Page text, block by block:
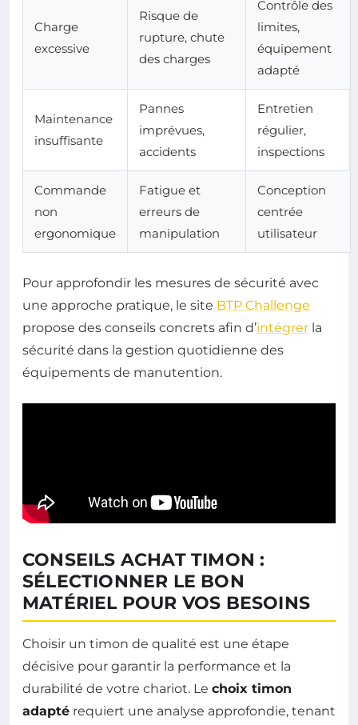
Charge
excessive
Risque de
rupture, chute
des charges
Contrôle des
limites,
équipement
adapté
Maintenance
insuffisante
Pannes
imprévues,
accidents
Entretien
régulier,
inspections
Commande
non
ergonomique
Fatigue et
erreurs de
manipulation
Conception
centrée
utilisateur
Pour approfondir les mesures de sécurité avec
une approche pratique, le site BTP Challenge
propose des conseils concrets afin d’intégrer la
sécurité dans la gestion quotidienne des
équipements de manutention.
CONSEILS ACHAT TIMON :
SÉLECTIONNER LE BON
MATÉRIEL POUR VOS BESOINS
Choisir un timon de qualité est une étape
décisive pour garantir la performance et la
durabilité de votre chariot. Le choix timon
adapté requiert une analyse approfondie, tenant